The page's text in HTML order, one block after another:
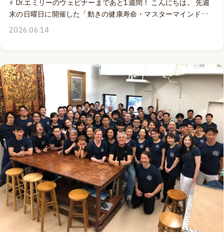
⚡ Dr.エミリーのウェビナーまであと1週間！ こんにちは。 先週
末の日曜日に開催した「動きの健康寿命・マスターマインド」
は、実際に出会える時間の重要さを再認識することができた、
ができるオンラインの学びの機会が得られることも素晴らしい
と思うのです。 来週末の土日にライブ配信となるDr.エミリー・
スプリカルのMOVEPROウェビナー「アスレチックアーチ:足底
腱膜がいかにスピード、安定性、パワーを生み出すのか」で
は、Dr.エミリーが、ランニングをはじめとするパフォーマンス
において、いかに足部のアーチ構造、足底腱膜から全身のファ
シアのネットワークが重要な役割を果たすのかを、構造と感覚
の側面からわかりやすく解説してくれます。🏃🏻‍♀️‍➡️ さらに、弾性
を高めるために実際何ができるのか？豊富な実技を使って、よ
り実践的にシェアしてくれる「わかりやすくて使いこなせる」
ウェビナーになること間違いなし！⚡ 様々なスポーツを楽しむ
方、特にランニングのパフォーマンスと効率性を高めたいと思
っている方、そしてランナーをはじめとするアスリートの指導
や治療を担当されている方、いつまでもカンガルーのように楽
に弾むような身体を維持したいと思っている方、全ての皆さん
2026.06.14